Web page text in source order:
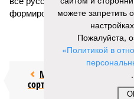
формировать нужный имидж.
Мочить в
сортире
можете запретить
Пожалуйста,
«Политикой в
.